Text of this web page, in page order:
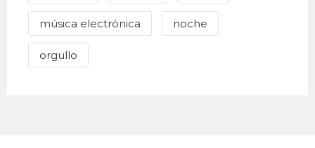
música electrónica noche
orgullo